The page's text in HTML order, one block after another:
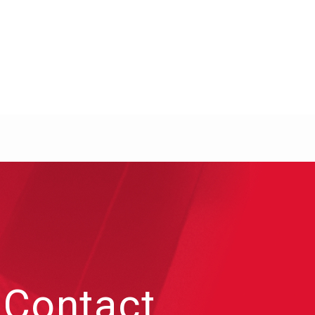
Contact